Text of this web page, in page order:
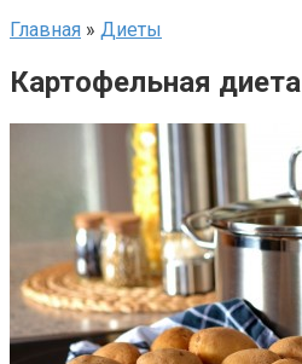
Главная » Диеты
Картофельная диета